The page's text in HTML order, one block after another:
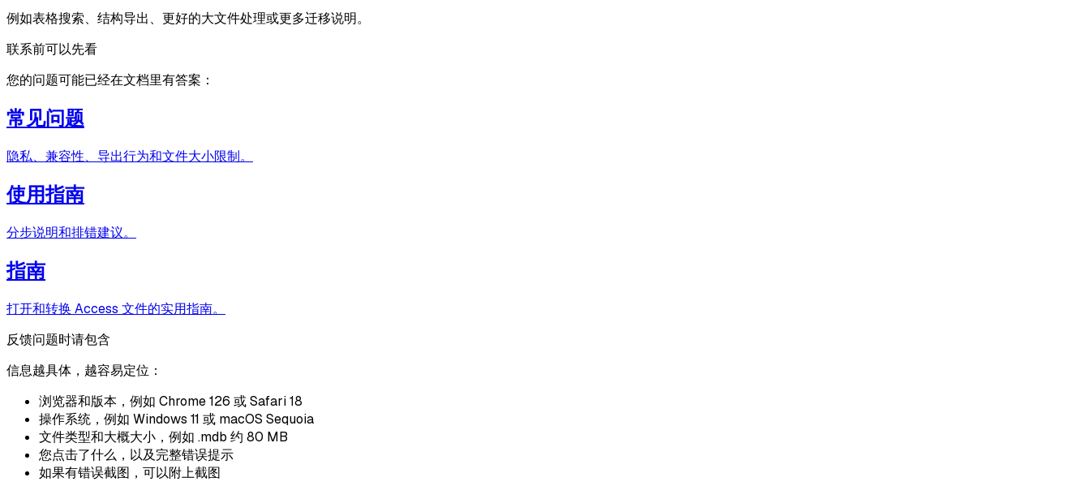
例如表格搜索、结构导出、更好的大文件处理或更多迁移说明。
联系前可以先看
您的问题可能已经在文档里有答案：
常见问题
隐私、兼容性、导出行为和文件大小限制。
使用指南
分步说明和排错建议。
指南
打开和转换 Access 文件的实用指南。
反馈问题时请包含
信息越具体，越容易定位：
浏览器和版本，例如 Chrome 126 或 Safari 18
操作系统，例如 Windows 11 或 macOS Sequoia
文件类型和大概大小，例如 .mdb 约 80 MB
您点击了什么，以及完整错误提示
如果有错误截图，可以附上截图